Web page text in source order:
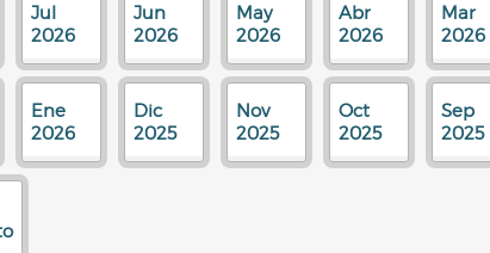
Jul
2026
Jun
2026
May
2026
Abr
2026
Mar
2026
Ene
2026
Dic
2025
Nov
2025
Oct
2025
Sep
2025